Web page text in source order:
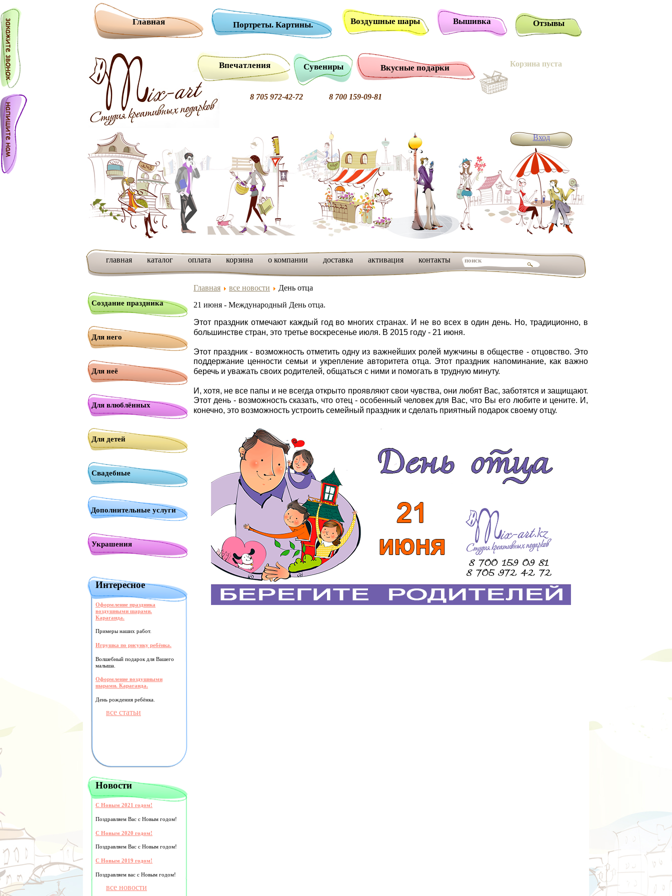
Главная Портреты. Картины. Воздушные шары Вышивка Отзывы
8 705 972-42-72 8 700 159-09-81
Впечатления Сувениры Вкусные подарки Корзина пуста
Вход
главная каталог оплата корзина о компании доставка активация контакты
Создание праздника
Для него
Для неё
Для влюблённых
Для детей
Свадебные
Дополнительные услуги
Украшения
Интересное
Оформление праздника
воздушными шарами.
Караганда.
Примеры наших работ.
Игрушка по рисунку ребёнка.
Волшебный подарок для Вашего
малыша.
Оформление воздушными
шарами. Караганда.
День рождения ребёнка.
все статьи
Новости
С Новым 2021 годом!
Поздравляем Вас с Новым годом!
С Новым 2020 годом!
Поздравляем Вас с Новым годом!
С Новым 2019 годом!
Поздравляем вас с Новым годом!
все новости
Главная все новости
День отца
21 июня - Международный День отца.
Этот праздник отмечают каждый год во многих странах. И не во всех в один день. Но, традиционно, в
большинстве стран, это третье воскресенье июля. В 2015 году - 21 июня.
Этот праздник - возможность отметить одну из важнейших ролей мужчины в обществе - отцовство. Это
поддержание ценности семьи и укрепление авторитета отца. Этот праздник напоминание, как важно
беречь и уважать своих родителей, общаться с ними и помогать в трудную минуту.
И, хотя, не все папы и не всегда открыто проявляют свои чувства, они любят Вас, заботятся и защищают.
Этот день - возможность сказать, что отец - особенный человек для Вас, что Вы его любите и цените. И,
конечно, это возможность устроить семейный праздник и сделать приятный подарок своему отцу.